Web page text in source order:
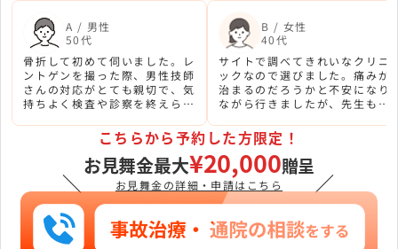
A / 男性
50代
骨折して初めて伺いました。レ
ントゲンを撮った際、男性技師
さんの対応がとても親切で、気
持ちよく検査や診察を終えられ
B / 女性
40代
サイトで調べてきれいなクリニ
ックなので選びました。痛みが
治まるのだろうかと不安になり
ながら行きましたが、先生もリ
ホッとしました。
＼
こちらから予約した方限定！
お見舞金最大¥20,000贈呈
お見舞金の詳細・申請はこちら ／